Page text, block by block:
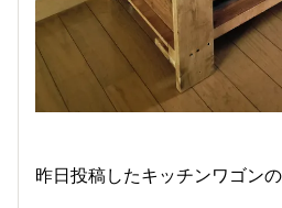
昨日投稿したキッチンワゴン